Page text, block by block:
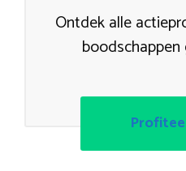
Ontdek alle